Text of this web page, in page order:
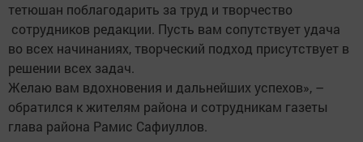
тетюшан поблагодарить за труд и творчество
сотрудников редакции. Пусть вам сопутствует удача
во всех начинаниях, творческий подход присутствует в
решении всех задач.
Желаю вам вдохновения и дальнейших успехов», –
обратился к жителям района и сотрудникам газеты
глава района ­Рамис Сафиуллов.